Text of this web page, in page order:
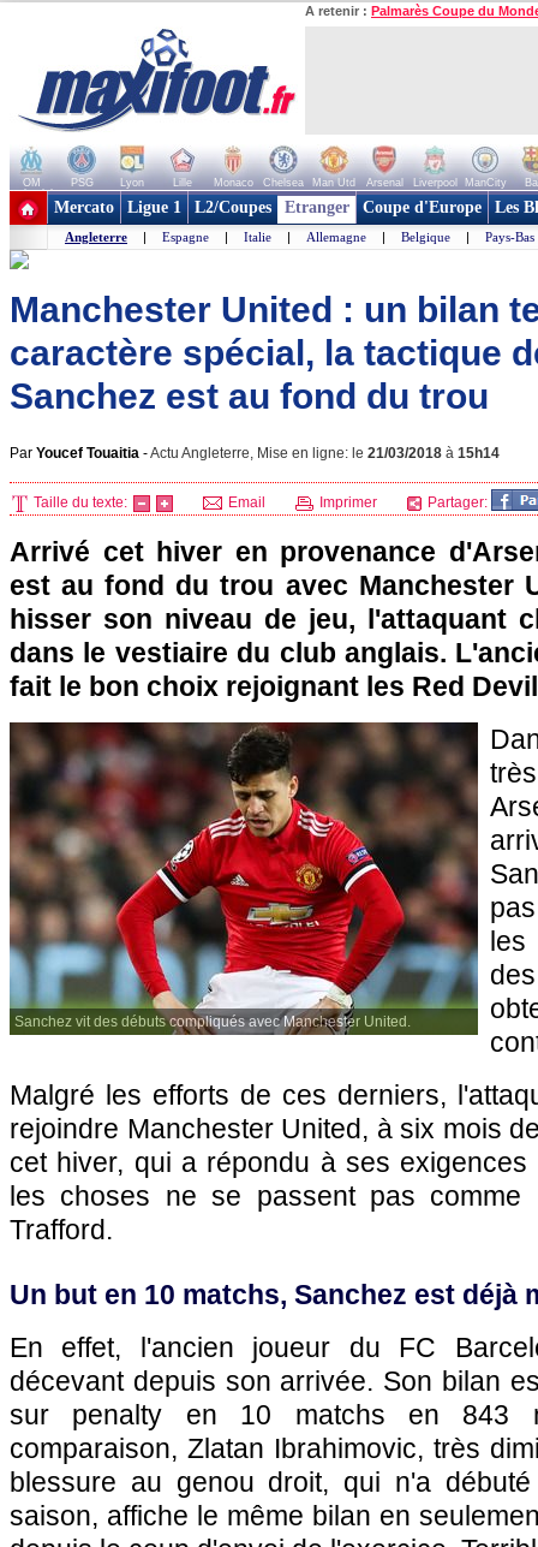
A retenir : Palmarès Coupe du
OM PSG Lyon Lille Monaco Chelsea Man Utd Arsenal Liverpool ManCity
+ de clubs
Mercato Ligue 1 L2/Coupes Etranger Coupe d'Europe Les
Angleterre | Espagne | Italie | Allemagne | Belgique | Pays-Bas
Manchester United : un bilan
caractère spécial, la tactique
Sanchez est au fond du trou
Par Youcef Touaitia -Actu Angleterre, Mise en ligne: le 21/03/2018 à 15h14
Taille du texte: Email Imprimer Partager:
Arrivé cet hiver en provenance
est au fond du trou avec Manchester
hisser son niveau de jeu, l'attaquant
dans le vestiaire du club anglais.
fait le bon choix rejoignant les Red
Sanchez vit des débuts compliqués avec Manchester United.
les
Malgré les efforts de ces derniers,
rejoindre Manchester United, à six mois
cet hiver, qui a répondu à ses exigences
les choses ne se passent pas comme
Trafford.
Un but en 10 matchs, Sanchez est déjà
En effet, l'ancien joueur du FC
décevant depuis son arrivée. Son bilan
sur penalty en 10 matchs en 843
comparaison, Zlatan Ibrahimovic, très
blessure au genou droit, qui n'a
saison, affiche le même bilan en